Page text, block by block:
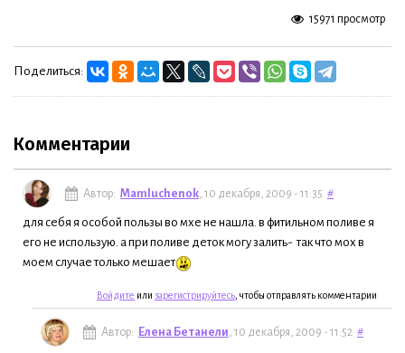
15971 просмотр
Поделиться:
Комментарии
Автор: Mamluchenok , 10 декабря, 2009 - 11:35 #
для себя я особой пользы во мхе не нашла. в фитильном поливе я
его не использую. а при поливе деток могу залить- так что мох в
моем случае только мешает
Войдите или зарегистрируйтесь , чтобы отправлять комментарии
Автор: Елена Бетанели , 10 декабря, 2009 - 11:52 #